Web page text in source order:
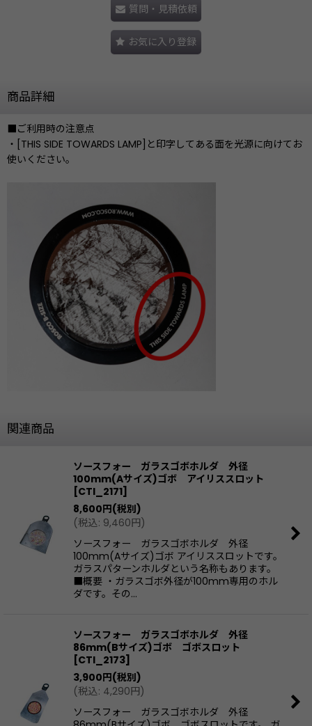
質問・見積依頼
お気に入り登録
商品詳細
■ご利用時の注意点
・[THIS SIDE TOWARDS LAMP]と印字してある面を光源に向けてお
使いください。
関連商品
ソースフォー ガラスゴボホルダ 外径
100mm(Aサイズ)ゴボ アイリススロット
[CTI_2171]
8,600円(税別)
(税込: 9,460円)
ソースフォー ガラスゴボホルダ 外径
100mm(Aサイズ)ゴボ アイリススロットです。
ガラスパターンホルダという名称もあります。
■概要 ・ガラスゴボ外径が100mm専用のホル
ダです。その…
ソースフォー ガラスゴボホルダ 外径
86mm(Bサイズ)ゴボ ゴボスロット
[CTI_2173]
3,900円(税別)
(税込: 4,290円)
ソースフォー ガラスゴボホルダ 外径